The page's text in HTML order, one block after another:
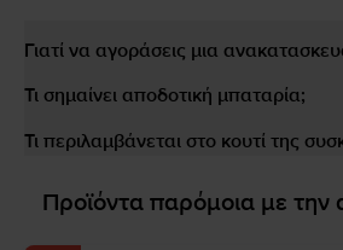
Γιατί να αγοράσεις μια
Τι σημαίνει αποδοτική μπαταρία;
Τι περιλαμβάνεται στο κουτί της
Προϊόντα παρόμοια με την